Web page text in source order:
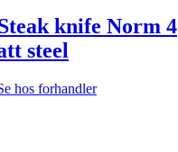
knife Norm 4
steel
hos forhandler